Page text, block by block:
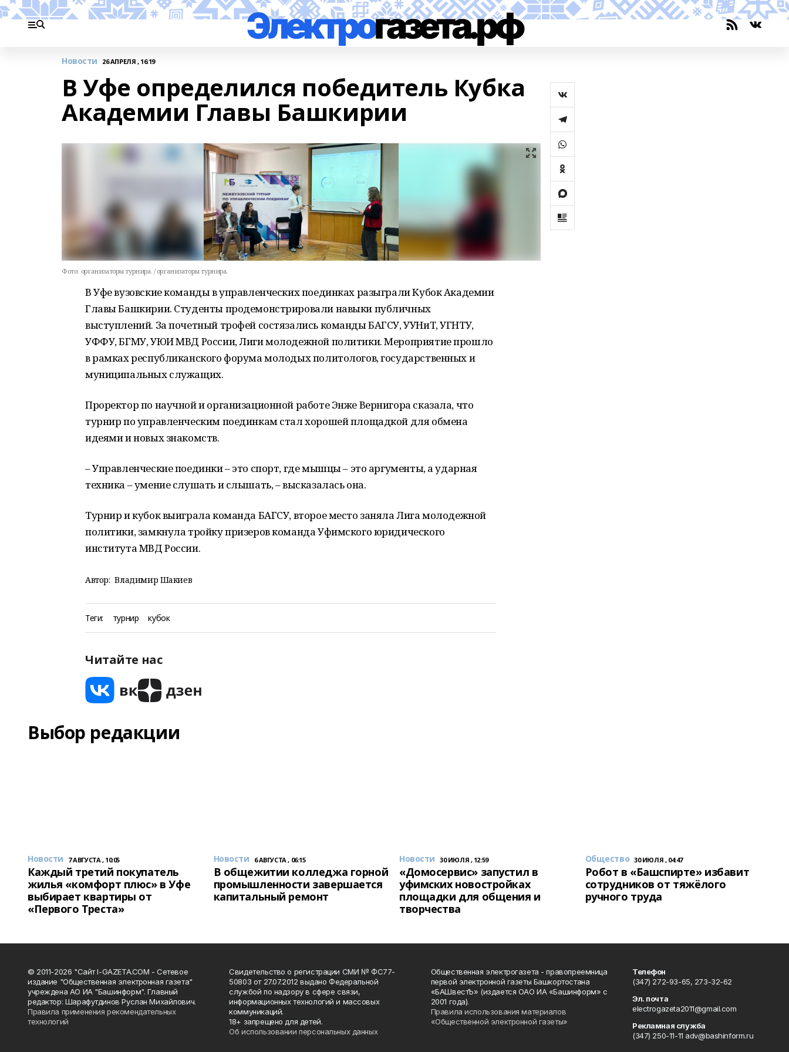
Новости 26 АПРЕЛЯ , 16:19
В Уфе определился победитель Кубка
Академии Главы Башкирии
Фото: организаторы турнира. / организаторы турнира.
В Уфе вузовские команды в управленческих поединках разыграли Кубок Академии
Главы Башкирии. Студенты продемонстрировали навыки публичных
выступлений. За почетный трофей состязались команды БАГСУ, УУНиТ, УГНТУ,
УФФУ, БГМУ, УЮИ МВД России, Лиги молодежной политики. Мероприятие прошло
в рамках республиканского форума молодых политологов, государственных и
муниципальных служащих.
Проректор по научной и организационной работе Энже Вернигора сказала, что
турнир по управленческим поединкам стал хорошей площадкой для обмена
идеями и новых знакомств.
– Управленческие поединки – это спорт, где мышцы – это аргументы, а ударная
техника – умение слушать и слышать, – высказалась она.
Турнир и кубок выиграла команда БАГСУ, второе место заняла Лига молодежной
политики, замкнула тройку призеров команда Уфимского юридического
института МВД России.
Автор: Владимир Шакиев
Теги: турнир кубок
Читайте нас
Выбор редакции
Новости 7 АВГУСТА , 10:05
Каждый третий покупатель
жилья «комфорт плюс» в Уфе
выбирает квартиры от
«Первого Треста»
Новости 6 АВГУСТА , 06:15
В общежитии колледжа горной
промышленности завершается
капитальный ремонт
Новости 30 ИЮЛЯ , 12:59
«Домосервис» запустил в
уфимских новостройках
площадки для общения и
творчества
Общество 30 ИЮЛЯ , 04:47
Робот в «Башспирте» избавит
сотрудников от тяжёлого
ручного труда
© 2011-2026 "Сайт I-GAZETA.COM - Сетевое
издание "Общественная электронная газета"
учреждена АО ИА "Башинформ". Главный
редактор: Шарафутдинов Руслан Михайлович.
Правила применения рекомендательных
технологий
Свидетельство о регистрации СМИ № ФС77-
50803 от 27.07.2012 выдано Федеральной
службой по надзору в сфере связи,
информационных технологий и массовых
коммуникаций.
18+ запрещено для детей.
Об использовании персональных данных
Общественная электрогазета - правопреемница
первой электронной газеты Башкортостана
«БАШвестЪ» (издается ОАО ИА «Башинформ» с
2001 года).
Правила использования материалов
«Общественной электронной газеты»
Телефон
(347) 272-93-65, 273-32-62
Эл. почта
electrogazeta2011@gmail.com
Рекламная служба
(347) 250-11-11 adv@bashinform.ru